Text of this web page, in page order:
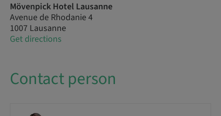
Mövenpick Hotel Lausanne
Avenue de Rhodanie 4
1007 Lausanne
Get directions
Contact person